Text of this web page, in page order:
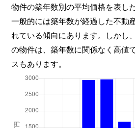
物件の築年数別の平均価格を表し
一般的には築年数が経過した不動
れている傾向にあります。しかし
の物件は、築年数に関係なく高値
スもあります。